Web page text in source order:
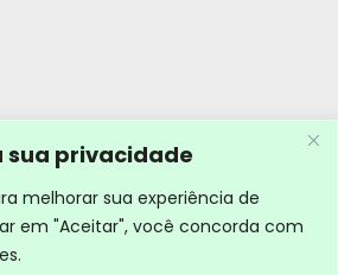
sua privacidade
melhorar sua experiência de
em "Aceitar", você concorda com